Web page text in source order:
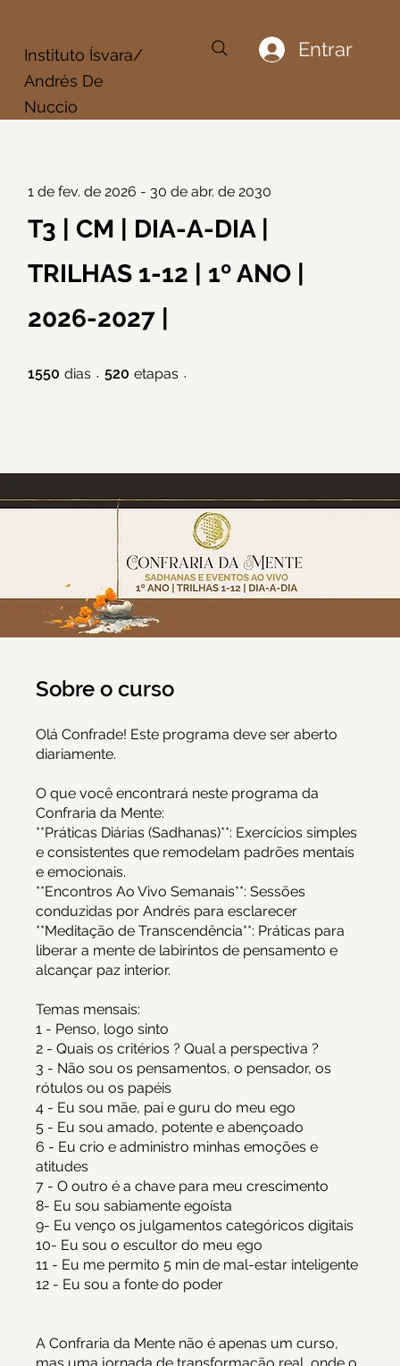
Instituto Ísvara/
Andrés De
Nuccio
Entrar
T3 | CM | DIA-A-DIA |
TRILHAS 1-12 | 1º ANO |
2026-2027 |
1 de fev. de 2026 - 30 de abr. de 2030
1550 dias 520 etapas
Sobre o curso
Olá Confrade! Este programa deve ser aberto
diariamente.
O que você encontrará neste programa da
Confraria da Mente:
**Práticas Diárias (Sadhanas)**: Exercícios simples
e consistentes que remodelam padrões mentais
e emocionais.
**Encontros Ao Vivo Semanais**: Sessões
conduzidas por Andrés para esclarecer
**Meditação de Transcendência**: Práticas para
liberar a mente de labirintos de pensamento e
alcançar paz interior.
Temas mensais:
1 - Penso, logo sinto
2 - Quais os critérios ? Qual a perspectiva ?
3 - Não sou os pensamentos, o pensador, os
rótulos ou os papéis
4 - Eu sou mãe, pai e guru do meu ego
5 - Eu sou amado, potente e abençoado
6 - Eu crio e administro minhas emoções e
atitudes
7 - O outro é a chave para meu crescimento
8- Eu sou sabiamente egoísta
9- Eu venço os julgamentos categóricos digitais
10- Eu sou o escultor do meu ego
11 - Eu me permito 5 min de mal-estar inteligente
12 - Eu sou a fonte do poder
A Confraria da Mente não é apenas um curso,
mas uma jornada de transformação real, onde o